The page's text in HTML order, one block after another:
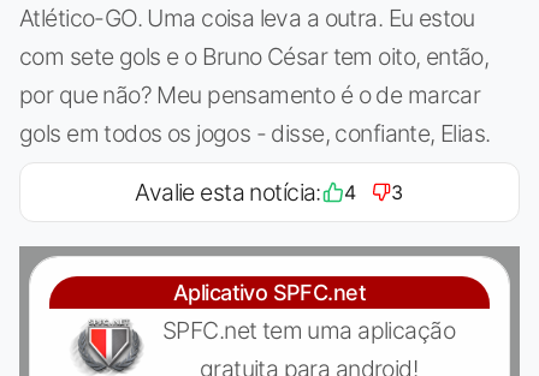
Atlético-GO. Uma coisa leva a outra. Eu estou
com sete gols e o Bruno César tem oito, então,
por que não? Meu pensamento é o de marcar
gols em todos os jogos - disse, confiante, Elias.
Avalie esta notícia: 4 3
Aplicativo SPFC.net
SPFC.net tem uma aplicação
gratuita para android!